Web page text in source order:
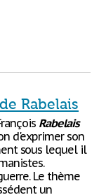
Rabelais
Rabelais
d'exprimer son
sous lequel il
Le thème
un